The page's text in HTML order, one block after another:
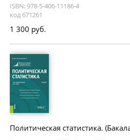
ISBN: 978-5-406-11186-4
код 671261
1 300 руб.
Политическая статистика.